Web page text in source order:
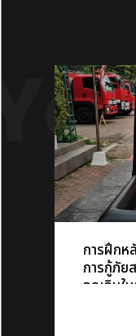
การฝึกห
การกู้ภัย
ฉุกเฉินใ